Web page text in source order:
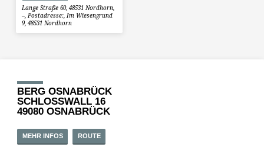
Lange Straße 60, 48531 Nordhorn,
–, Postadresse:, Im Wiesengrund
9, 48531 Nordhorn
BERG OSNABRÜCK
SCHLOSSWALL 16
49080 OSNABRÜCK
MEHR INFOS ROUTE